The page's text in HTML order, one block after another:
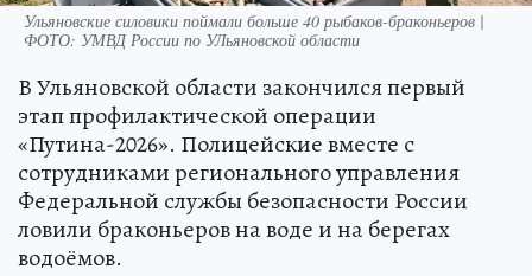
Ульяновские силовики поймали больше 40 рыбаков-браконьеров |
ФОТО: УМВД России по УЛьяновской области
В Ульяновской области закончился первый
этап профилактической операции
«Путина-2026». Полицейские вместе с
сотрудниками регионального управления
Федеральной службы безопасности России
ловили браконьеров на воде и на берегах
водоёмов.